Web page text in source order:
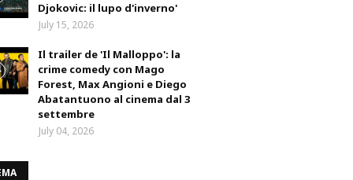
Djokovic: il lupo d'inverno'
July 15, 2026
Il trailer de 'Il Malloppo': la
crime comedy con Mago
Forest, Max Angioni e Diego
Abatantuono al cinema dal 3
settembre
July 04, 2026